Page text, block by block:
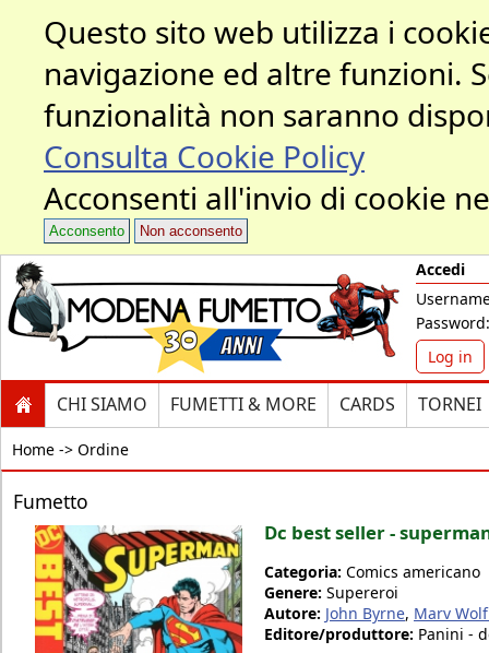
Questo sito web utilizza i
navigazione ed altre funzioni.
funzionalità non saranno
Consulta Cookie Policy
Acconsenti all'invio di cookie
Acconsento Non acconsento
Accedi
Password:
Log in
CHI SIAMO FUMETTI & MORE CARDS TORNEI
Home -> Ordine
Fumetto
Dc best seller -
Categoria: Comics americano
Genere: Supereroi
Autore: John Byrne, Marv
Editore/produttore: Panini -